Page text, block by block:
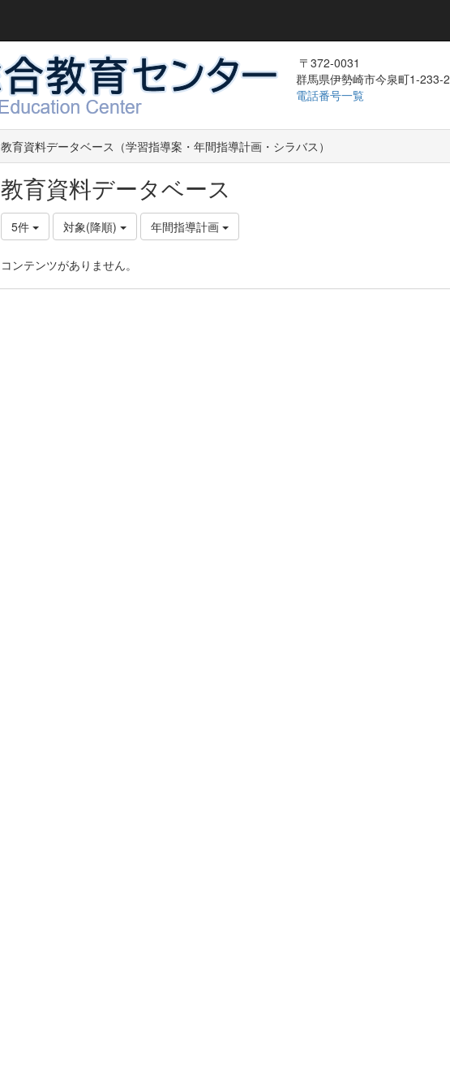
〒372-0031
群馬県伊勢崎市今泉町1-233-2
電話番号一覧
教育資料データベース（学習指導案・年間指導計画・シラバス）
教育資料データベース
5件 対象(降順) 年間指導計画
コンテンツがありません。